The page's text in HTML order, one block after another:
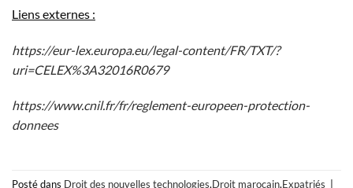
Liens externes :
https://eur-lex.europa.eu/legal-content/FR/TXT/?
uri=CELEX%3A32016R0679
https://www.cnil.fr/fr/reglement-europeen-protection-
donnees
Posté dans Droit des nouvelles technologies,Droit marocain,Expatriés